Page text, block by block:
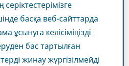
серіктестерімізге
басқа веб-сайттарда
ұсынуға келісіміңізді
бас тартылған
жинау жүргізілмейді